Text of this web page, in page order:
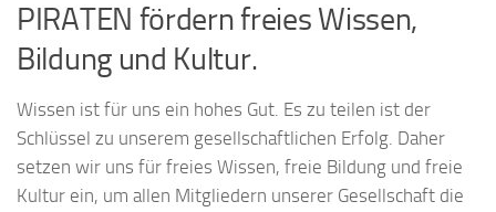
PIRATEN fördern freies Wissen,
Bildung und Kultur.
Wissen ist für uns ein hohes Gut. Es zu teilen ist der
Schlüssel zu unserem gesellschaftlichen Erfolg. Daher
setzen wir uns für freies Wissen, freie Bildung und freie
Kultur ein, um allen Mitgliedern unserer Gesellschaft die